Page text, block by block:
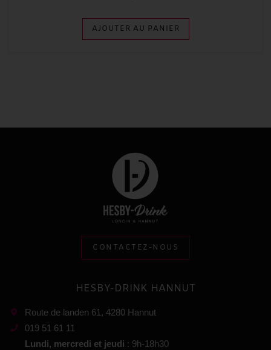
AJOUTER AU PANIER
CONTACTEZ-NOUS
HESBY-DRINK HANNUT
Route de landen 61, 4280 Hannut
019 51 61 11
Lundi, mercredi et jeudi : 9h-18h30